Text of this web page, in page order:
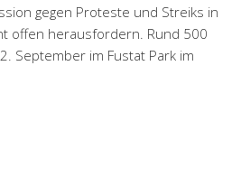
gegen Proteste und Streiks in
offen herausfordern. Rund 500
September im Fustat Park im